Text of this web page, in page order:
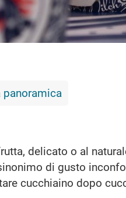
panoramica
delicato o al
di gusto
cucchiaino dopo